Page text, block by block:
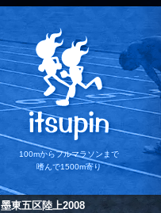
100mからフルマラソンまで
嗜んで1500m寄り
墨東五区陸上2008